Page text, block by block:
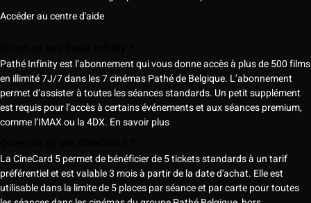
Accéder au centre d'aide
Pathé Infinity est l’abonnement qui vous donne accès à plus de 500 films
en illimité 7J/7 dans les 7 cinémas Pathé de Belgique. L’abonnement
permet d’assister à toutes les séances standards. Un petit supplément
est requis pour l’accès à certains événements et aux séances premium,
comme l’IMAX ou la 4DX. En savoir plus
La CineCard 5 permet de bénéficier de 5 tickets standards à un tarif
préférentiel et est valable 3 mois à partir de la date d'achat. Elle est
utilisable dans la limite de 5 places par séance et par carte pour toutes